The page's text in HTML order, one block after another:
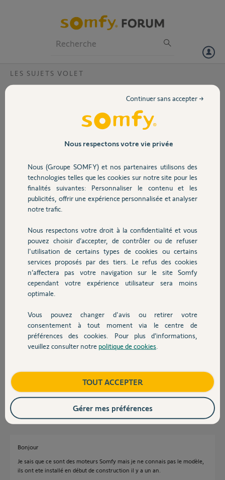
Volet
Sécurité
Domotique
Chauffage
Autres produits
Devis avec un pro
Contact
LES SUJETS VOLET
Impossible de connecter mes volets roulant
Somfy avec télécommande Smoove avec
ma Tahoma Rail Din
Il m'est impossible de connecter mes volets roulants Somfy avec
7694). L'application Tahoma ne trouve pas mon volet et me demande
si je possède une télécommande de centralisation ou une box
domotique compatible io-homecontrol...
C'est dans une maison neuve et tout à été créé à l'origine.
Merci,
Gilles S.
Participer au fil de discussion
Réponses
Bonjour
Il y a une clé io sur votre motorisation qui n'est pas la même que celle du
Bonjour
Je sais que ce sont des moteurs Somfy mais je ne connais pas le modèle,
ils ont ete installé en début de construction il y a un an.
Nous respectons votre vie privée
Nous (Groupe SOMFY) et nos partenaires utilisons des
technologies telles que les cookies sur notre site pour les
finalités suivantes: Personnaliser le contenu et les
publicités, offrir une expérience personnalisée et analyser
notre trafic.
Nous respectons votre droit à la confidentialité et vous
pouvez choisir d’accepter, de contrôler ou de refuser
l'utilisation de certains types de cookies ou certains
services proposés par des tiers. Le refus des cookies
n’affectera pas votre navigation sur le site Somfy
cependant votre expérience utilisateur sera moins
optimale.
Vous pouvez changer d'avis ou retirer votre
consentement à tout moment via le centre de
préférences des cookies. Pour plus d’informations,
veuillez consulter notre politique de cookies
Continuer sans accepter →
TOUT ACCEPTER
Gérer mes préférences